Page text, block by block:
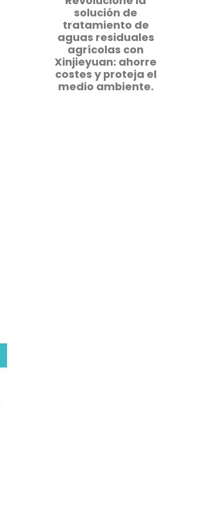
solución de
tratamiento de
aguas residuales
agrícolas con
Xinjieyuan: ahorre
costes y proteja el
medio ambiente.